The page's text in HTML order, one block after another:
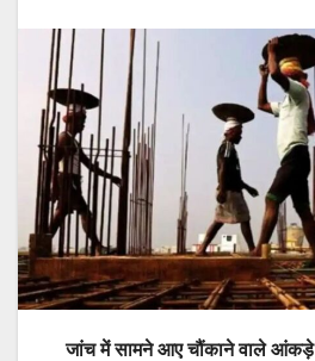
जांच में सामने आए चौंकाने वाले आंकड़े